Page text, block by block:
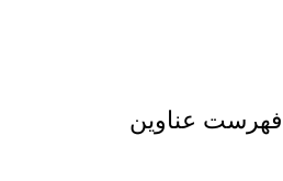
فهرست عناوین